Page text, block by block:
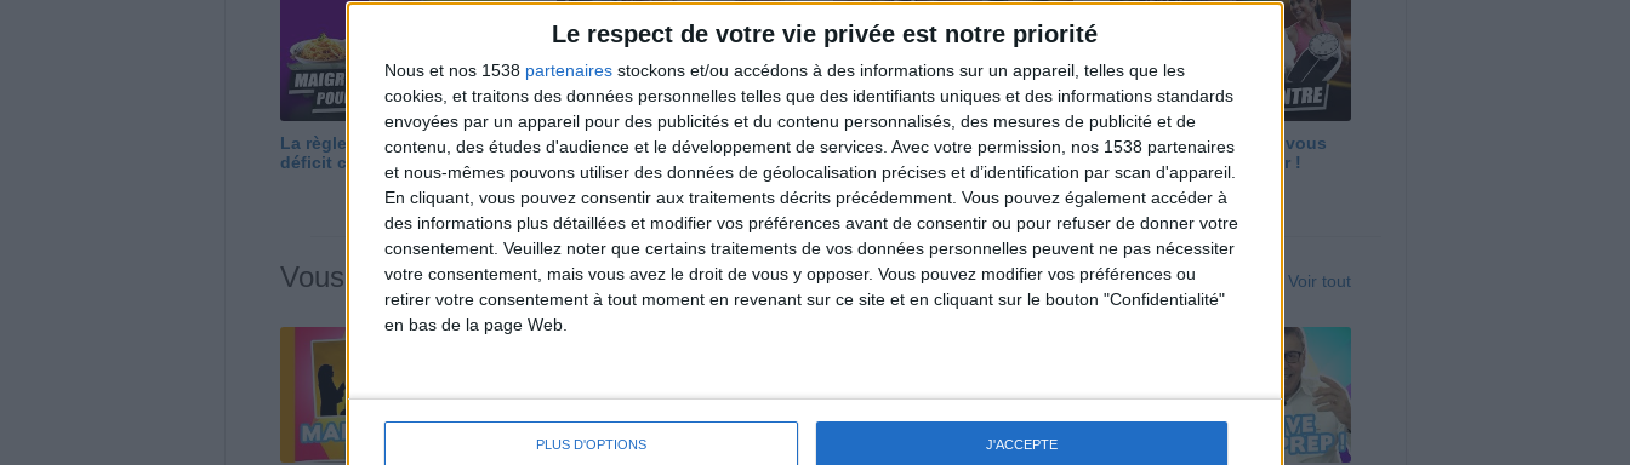
Le respect de votre vie privée est notre priorité
Nous et nos 1538 partenaires stockons et/ou accédons à des informations sur un appareil, telles que les
cookies, et traitons des données personnelles telles que des identifiants uniques et des informations standards
envoyées par un appareil pour des publicités et du contenu personnalisés, des mesures de publicité et de
contenu, des études d'audience et le développement de services. Avec votre permission, nos 1538 partenaires
et nous-mêmes pouvons utiliser des données de géolocalisation précises et d’identification par scan d'appareil.
En cliquant, vous pouvez consentir aux traitements décrits précédemment. Vous pouvez également accéder à
des informations plus détaillées et modifier vos préférences avant de consentir ou pour refuser de donner votre
consentement. Veuillez noter que certains traitements de vos données personnelles peuvent ne pas nécessiter
votre consentement, mais vous avez le droit de vous y opposer. Vous pouvez modifier vos préférences ou
retirer votre consentement à tout moment en revenant sur ce site et en cliquant sur le bouton "Confidentialité"
en bas de la page Web.
PLUS D'OPTIONS J'ACCEPTE
La règle N°1 pour maigrir : le
déficit calorique
Perdre 10 kg : ma méthode
est imparable
Et après la perte de poids ?
Je fais comment ?
Maigrir vite ? Ce que vous
devez vraiment savoir !
Vous m'avez demandé Voir tout